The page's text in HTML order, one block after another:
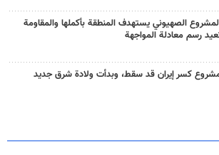
الصهيوني يستهدف المنطقة بأكملها والمقاومة
رسم معادلة المواجهة
كسر إيران قد سقط، وبدأت ولادة شرق جديد